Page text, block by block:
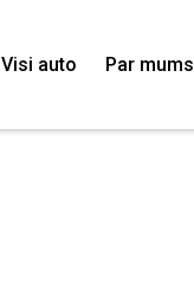
Visi auto Par mums